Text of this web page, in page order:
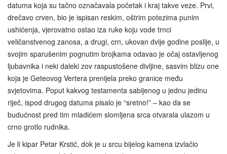
datuma koja su tačno označavala početak i kraj takve veze. Prvi,
drečavo crven, bio je ispisan reskim, oštrim potezima punim
ushićenja, vjerovatno ostao iza ruke koju vode trnci
veličanstvenog zanosa, a drugi, crn, ukovan dvije godine poslije, u
svojim sparušenim pognutim brojkama odavao je očaj ostavljenog
ljubavnika i neki daleki zov raspustošene divljine, sasvim blizu one
koja je Geteovog Vertera prenijela preko granice među
svjetovima. Poput kakvog testamenta sabijenog u jednu jedinu
riječ, ispod drugog datuma pisalo je “sretno!” – kao da se
budućnost pred tim mladićem slomljena srca otvarala ulazom u
crno grotlo rudnika.
Je li kipar Petar Krstić, dok je u srcu bijelog kamena izvlačio